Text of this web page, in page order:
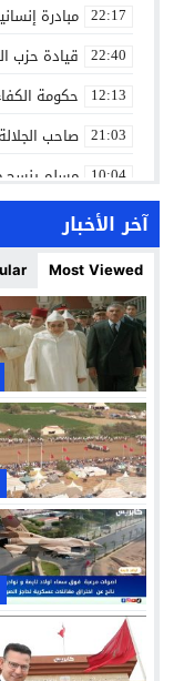
22:17 مبادرة
22:40 قيادة حزب
12:13 حكومة
21:03 صاحب
10:04 مسلم ينسج
18:17 مؤسسة
إحياء
14:24 بن كيران
11:33 كمال محرر
11:05 حبشان
آخر الأخبار
Most Viewed